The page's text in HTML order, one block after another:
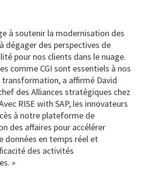
à soutenir la modernisation des
dégager des perspectives de
pour nos clients dans le nuage.
comme CGI sont essentiels à nos
a affirmé David
des Alliances stratégiques chez
RISE with SAP, les innovateurs
à notre plateforme de
des affaires pour accélérer
données en temps réel et
des activités
»